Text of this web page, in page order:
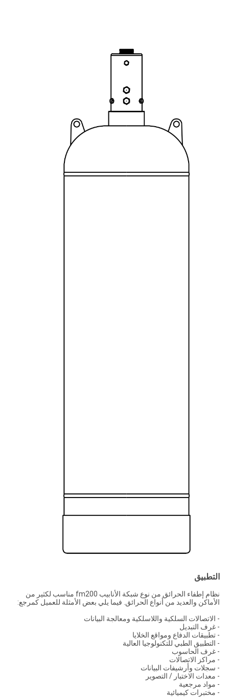
التطبيق
نظام إطفاء الحرائق من نوع شبكة الأنابيب fm200 مناسب لكثير من
الأماكن والعديد من أنواع الحرائق. فيما يلي بعض الأمثلة للعميل كمرجع:
- الاتصالات السلكية واللاسلكية ومعالجة البيانات
- غرف التبديل
- تطبيقات الدفاع ومواقع الخلايا
- التطبيق الطبي للتكنولوجيا العالية
- غرف الحاسوب
- مراكز الاتصالات
- سجلات وأرشيفات البيانات
- معدات الاختبار / التصوير
- مواد مرجعية
- مختبرات كيميائية